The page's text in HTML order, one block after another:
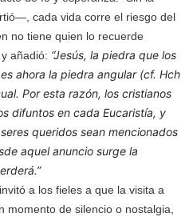
cada vida corre el riesgo del
no tiene quien lo recuerde
añadió: “Jesús, la piedra que los
ahora la piedra angular (cf. Hch
Por esta razón, los cristianos
difuntos en cada Eucaristía, y
queridos sean mencionados
aquel anuncio surge la
a los fieles a que la visita a
momento de silencio o nostalgia,